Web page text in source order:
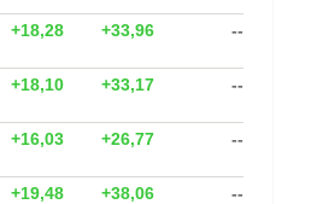
+18,28 +33,96 --
+18,10 +33,17 --
+16,03 +26,77 --
+19,48 +38,06 --